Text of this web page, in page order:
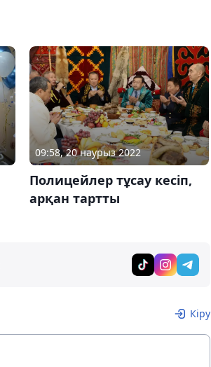
09:58, 20 наурыз 2022
Полицейлер тұсау кесіп,
арқан тартты
Кіру